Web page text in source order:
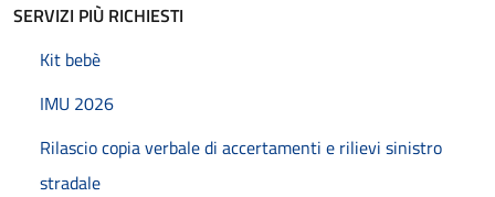
SERVIZI PIÙ RICHIESTI
Kit bebè
IMU 2026
Rilascio copia verbale di accertamenti e rilievi sinistro
stradale